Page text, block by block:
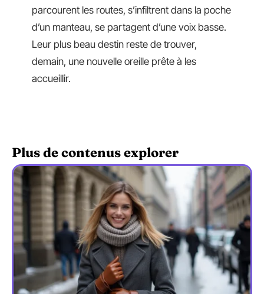
parcourent les routes, s’infiltrent dans la poche
d’un manteau, se partagent d’une voix basse.
Leur plus beau destin reste de trouver,
demain, une nouvelle oreille prête à les
accueillir.
Plus de contenus explorer